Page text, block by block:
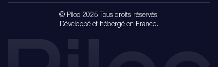
© Piloc 2025 Tous droits réservés.
Développé et hébergé en France.